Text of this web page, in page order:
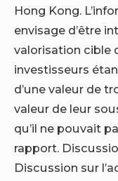
Hong Kong.
envisage d’être
valorisation cible
investisseurs
d’une valeur de
valeur de leur
qu’il ne pouvait
rapport.
Discussion sur